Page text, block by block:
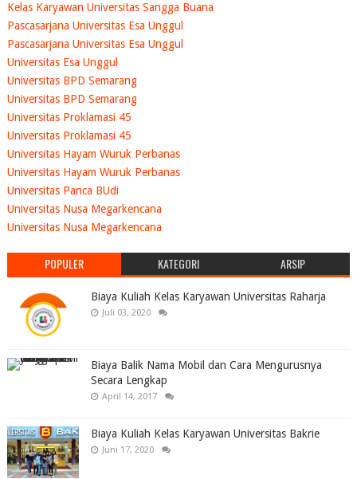
Kelas Karyawan Universitas Sangga Buana
Pascasarjana Universitas Esa Unggul
Pascasarjana Universitas Esa Unggul
Universitas Esa Unggul
Universitas BPD Semarang
Universitas BPD Semarang
Universitas Proklamasi 45
Universitas Proklamasi 45
Universitas Hayam Wuruk Perbanas
Universitas Hayam Wuruk Perbanas
Universitas Panca BUdi
Universitas Nusa Megarkencana
Universitas Nusa Megarkencana
POPULER KATEGORI ARSIP
Biaya Kuliah Kelas Karyawan Universitas Raharja
Juli 03, 2020
Biaya Balik Nama Mobil dan Cara Mengurusnya
Secara Lengkap
April 14, 2017
Biaya Kuliah Kelas Karyawan Universitas Bakrie
Juni 17, 2020